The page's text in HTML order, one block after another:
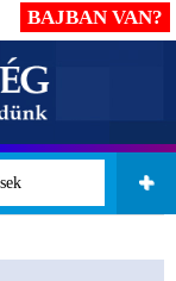
BAJBAN VAN?